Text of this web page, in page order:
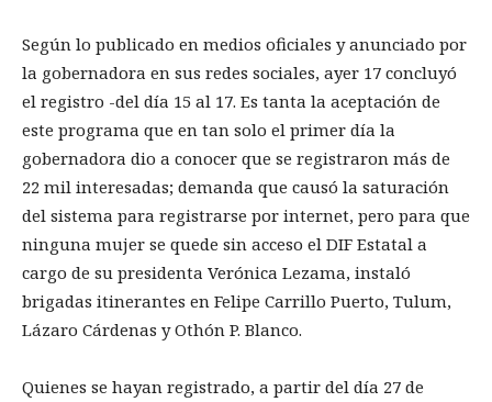
Según lo publicado en medios oficiales y anunciado por
la gobernadora en sus redes sociales, ayer 17 concluyó
el registro -del día 15 al 17. Es tanta la aceptación de
este programa que en tan solo el primer día la
gobernadora dio a conocer que se registraron más de
22 mil interesadas; demanda que causó la saturación
del sistema para registrarse por internet, pero para que
ninguna mujer se quede sin acceso el DIF Estatal a
cargo de su presidenta Verónica Lezama, instaló
brigadas itinerantes en Felipe Carrillo Puerto, Tulum,
Lázaro Cárdenas y Othón P. Blanco.
Quienes se hayan registrado, a partir del día 27 de